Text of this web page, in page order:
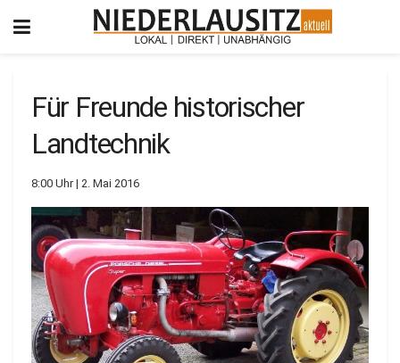
Für Freunde historischer
Landtechnik
8:00 Uhr | 2. Mai 2016